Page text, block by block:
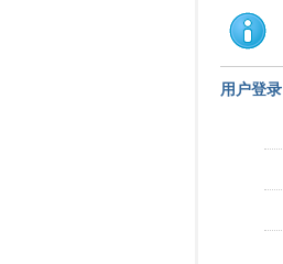
用户登录